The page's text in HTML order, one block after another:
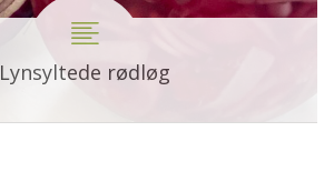
Lynsyltede rødløg